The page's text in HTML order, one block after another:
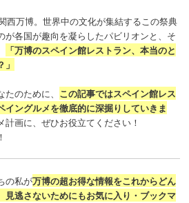
西万博。世界中の文化が集結するこの祭典
が各国が趣向を凝らしたパビリオンと、そ
「万博のスペイン館レストラン、本当のと
のために、 この記事ではスペイン館レス
イングルメを徹底的に深掘りしていきま
画に、ぜひお役立てください！
の私が万博の超お得な情報をこれからどん
見逃さないためにもお気に入り・ブックマ